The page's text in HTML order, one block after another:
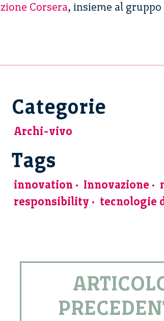
Corsera, insieme al
Categorie
Archi-vivo
Tags
innovation Innovazione
responsibility
tecnologie